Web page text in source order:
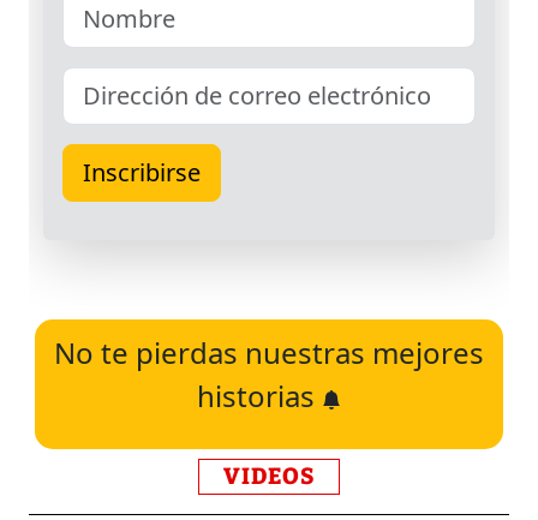
No te pierdas nuestras mejores
historias
VIDEOS